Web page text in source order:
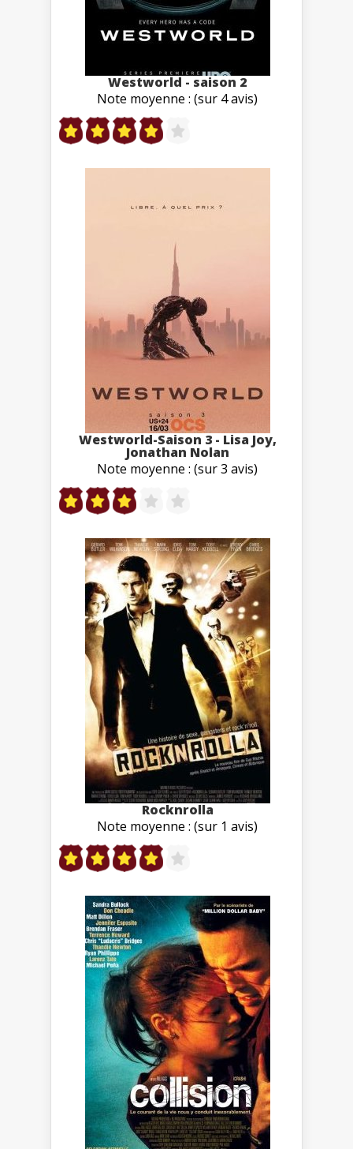
Westworld - saison 2
Note moyenne : (sur 4 avis)
Westworld-Saison 3 - Lisa Joy,
Jonathan Nolan
Note moyenne : (sur 3 avis)
Rocknrolla
Note moyenne : (sur 1 avis)